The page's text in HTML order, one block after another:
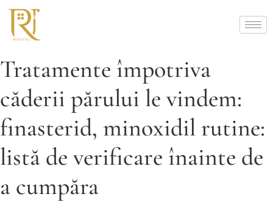
Tratamente împotriva
căderii părului le vindem:
finasterid, minoxidil rutine:
listă de verificare înainte de
a cumpăra